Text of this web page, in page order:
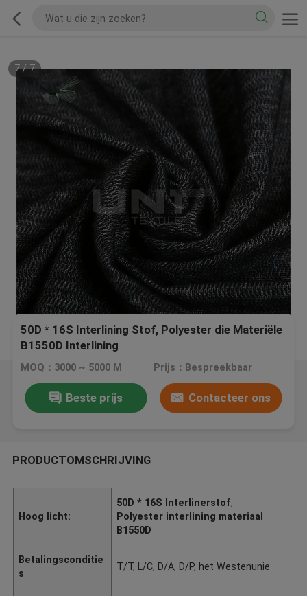
7/7
50D * 16S Interlining Stof, Polyester die Materiële
B1550D Interlining
MOQ：3000 ~ 5000 M Prijs：Bespreekbaar
Beste prijs Contacteer ons
PRODUCTOMSCHRIJVING
Hoog licht:
50D * 16S Interlinerstof,
Polyester interlining materiaal
B1550D
Betalingsconditie
s
T/T, L/C, D/A, D/P, het Westenunie